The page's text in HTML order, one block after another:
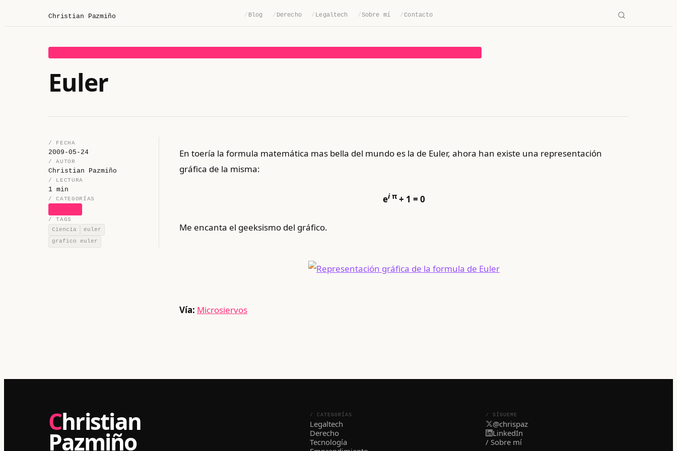
Christian Pazmiño / Blog / Derecho / Legaltech /Sobre mí /Contacto
Euler
/ FECHA
2009-05-24
/ AUTOR
Christian Pazmiño
/ LECTURA
1 min
/ CATEGORÍAS
/ TAGS
Ciencia
euler
grafico euler
En toería la formula matemática mas bella del mundo es la de Euler, ahora han existe una representación
gráfica de la misma:
eiπ + 1 = 0
Me encanta el geeksismo del gráfico.
Vía: Microsiervos
Christian
Pazmiño
/ CATEGORÍAS
Legaltech
Derecho
Tecnología
/ SÍGUEME
@chrispaz
LinkedIn
/ Sobre mí